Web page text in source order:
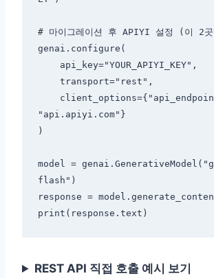
# 마이그레이션 후 APIYI 설정 (이 2곳
genai.configure(
"api.apiyi.com"}
)
model =
flash")
response =
REST API 직접 호출 예시 보기